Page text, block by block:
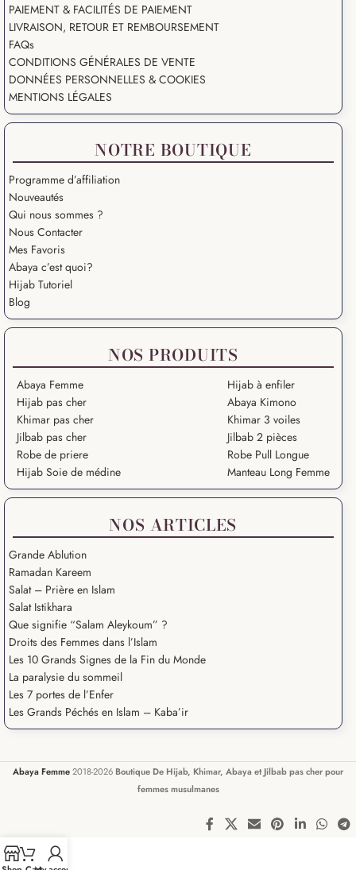
PAIEMENT & FACILITÉS DE PAIEMENT
LIVRAISON, RETOUR ET REMBOURSEMENT
FAQs
CONDITIONS GÉNÉRALES DE VENTE
DONNÉES PERSONNELLES & COOKIES
MENTIONS LÉGALES
NOTRE BOUTIQUE
Programme d’affiliation
Nouveautés
Qui nous sommes ?
Nous Contacter
Mes Favoris
Abaya c’est quoi?
Hijab Tutoriel
Blog
NOS PRODUITS
Abaya Femme
Hijab pas cher
Khimar pas cher
Jilbab pas cher
Robe de priere
Hijab Soie de médine
Hijab à enfiler
Abaya Kimono
Khimar 3 voiles
Jilbab 2 pièces
Robe Pull Longue
Manteau Long Femme
NOS ARTICLES
Grande Ablution
Ramadan Kareem
Salat – Prière en Islam
Salat Istikhara
Que signifie “Salam Aleykoum” ?
Droits des Femmes dans l’Islam
Les 10 Grands Signes de la Fin du Monde
La paralysie du sommeil
Les 7 portes de l’Enfer
Les Grands Péchés en Islam – Kaba’ir
Abaya Femme2018-2026 Boutique De Hijab, Khimar, Abaya et Jilbab pas cher pour
femmes musulmanes